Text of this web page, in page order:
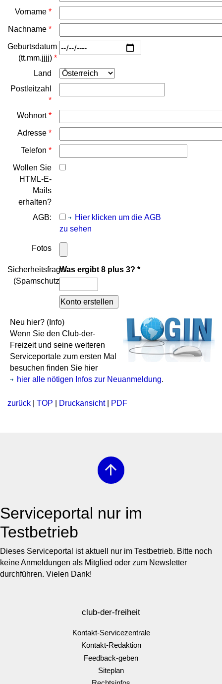
Vorname *
Nachname *
Geburtsdatum
(tt.mm.jjjj) *
Land
Postleitzahl
*
Wohnort*
Adresse *
Telefon *
Wollen Sie
HTML-E-
Mails
erhalten?
AGB:
Hier klicken um die AGB
zu sehen
Fotos
Sicherheitsfrage
(Spamschutz)*
Was ergibt 8plus 3? *
Neu hier? (Info)
Wenn Sie den Club-der-
Freizeit und seine weiteren
Serviceportale zum ersten Mal
besuchen finden Sie hier
hier alle nötigen Infos zur Neuanmeldung.
zurück TOP Druckansicht| PDF
arrow_upward
Serviceportal nur im
Testbetrieb
Dieses Serviceportal ist aktuell nur im Testbetrieb. Bitte noch
keine Anmeldungen als Mitglied oder zum Newsletter
durchführen. Vielen Dank!
club-der-freiheit
Kontakt-Servicezentrale
Kontakt-Redaktion
Feedback-geben
Siteplan